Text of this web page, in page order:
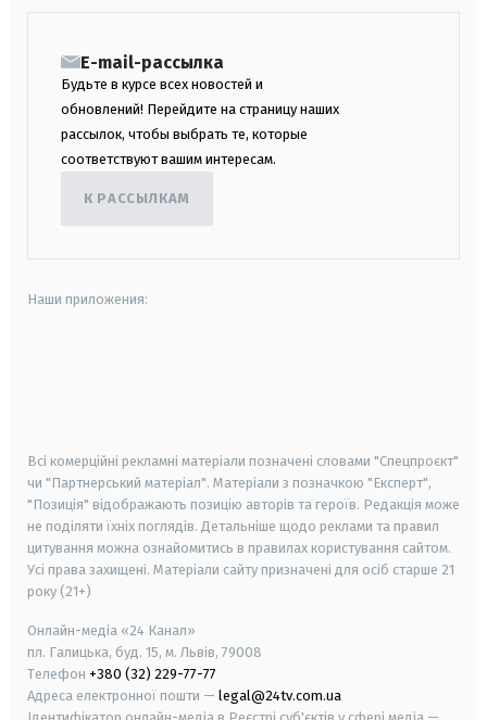
E-mail-рассылка
Будьте в курсе всех новостей и
обновлений! Перейдите на страницу наших
рассылок, чтобы выбрать те, которые
соответствуют вашим интересам.
К РАССЫЛКАМ
Наши приложения:
Всі комерційні рекламні матеріали позначені словами "Спецпроєкт"
чи "Партнерський матеріал". Матеріали з позначкою "Експерт",
"Позиція" відображають позицію авторів та героїв. Редакція може
не поділяти їхніх поглядів. Детальніше щодо реклами та правил
цитування можна ознайомитись в правилах користування сайтом.
Усі права захищені. Матеріали сайту призначені для осіб старше 21
року (21+)
Онлайн-медіа «24 Канал»
пл. Галицька, буд. 15, м. Львів, 79008
Телефон +380 (32) 229-77-77
Адреса електронної пошти — legal@24tv.com.ua